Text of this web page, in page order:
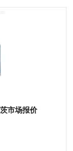
市场报价